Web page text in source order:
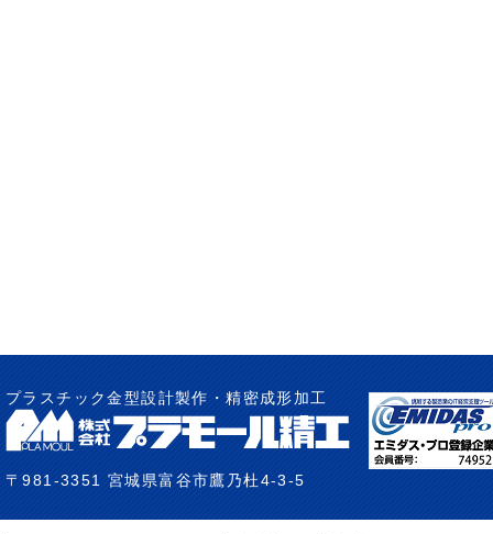
プラスチック金型設計製作・精密成形加工
〒981-3351 宮城県富谷市鷹乃杜4-3-5